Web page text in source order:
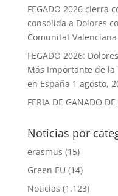
FEGADO 2026 cierra
consolida a Dolores
Comunitat Valenciana
FEGADO 2026:
Más Importante de la
en España 1 agosto,
FERIA DE GANADO
Noticias por
erasmus (15)
Green EU (14)
Noticias (1.123)